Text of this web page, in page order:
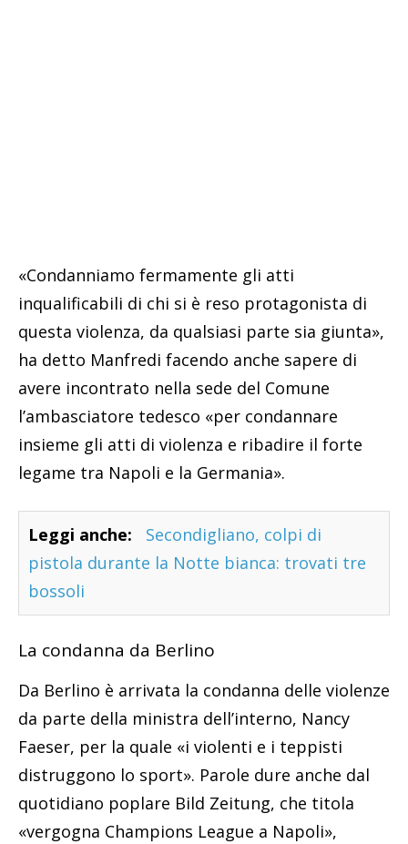
«Condanniamo fermamente gli atti
inqualificabili di chi si è reso protagonista di
questa violenza, da qualsiasi parte sia giunta»,
ha detto Manfredi facendo anche sapere di
avere incontrato nella sede del Comune
l’ambasciatore tedesco «per condannare
insieme gli atti di violenza e ribadire il forte
legame tra Napoli e la Germania».
Leggi anche:
Secondigliano, colpi di
pistola durante la Notte bianca: trovati tre
bossoli
La condanna da Berlino
Da Berlino è arrivata la condanna delle violenze
da parte della ministra dell’interno, Nancy
Faeser, per la quale «i violenti e i teppisti
distruggono lo sport». Parole dure anche dal
quotidiano poplare Bild Zeitung, che titola
«vergogna Champions League a Napoli»,